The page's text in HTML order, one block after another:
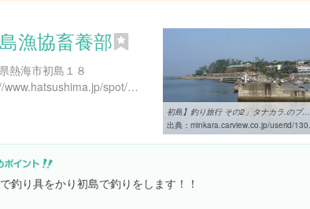
漁協畜養部
熱海市初島１８
http://www.hatsushima.jp/spot/detail.php?id=14
初島】釣り旅行 その2」タナカラ.のブログ ｜ 眉毛オーナー - みんカラ
出典： minkara.carview.co.jp/userid/130422/blog/13819664
釣り具をかり初島で釣りをします！！